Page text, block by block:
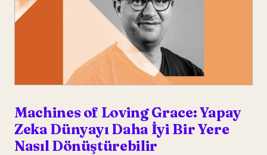
Machines of Loving Grace: Yapay
Zeka Dünyayı Daha İyi Bir Yere
Nasıl Dönüştürebilir